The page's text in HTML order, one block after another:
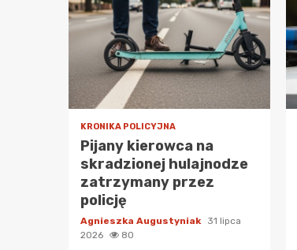
KRONIKA POLICYJNA
Pijany kierowca na
skradzionej hulajnodze
zatrzymany przez
policję
Agnieszka Augustyniak 31 lipca
2026
80